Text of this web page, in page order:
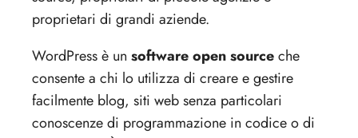
proprietari di grandi aziende.
WordPress è un software open sourceche
consente a chi lo utilizza di creare e gestire
facilmente blog, siti web senza particolari
conoscenze di programmazione in codice o di